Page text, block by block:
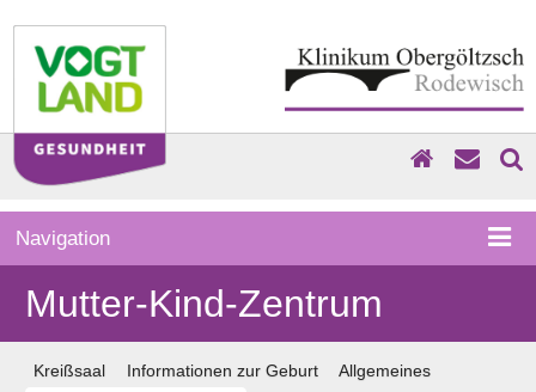
Navigation
Mutter-Kind-Zentrum
Kreißsaal Informationen zur Geburt
Allgemeines